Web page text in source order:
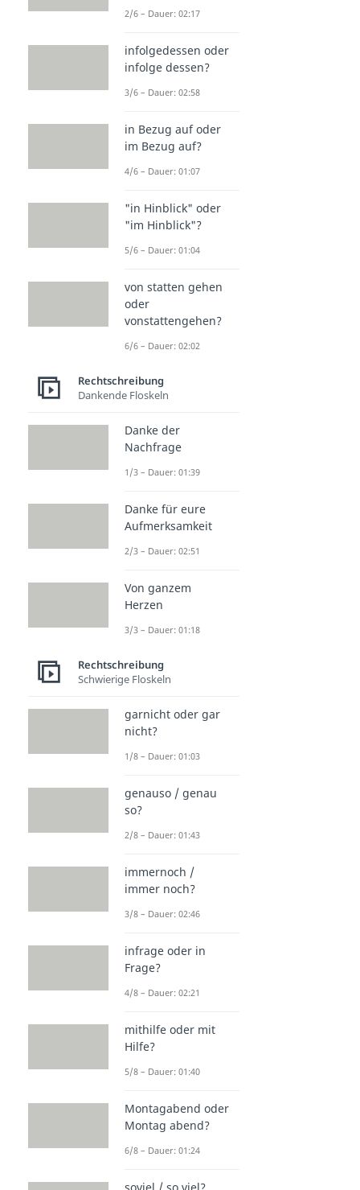
2/6 – Dauer: 02:17
infolgedessen oder
infolge dessen?
3/6 – Dauer: 02:58
in Bezug auf oder
im Bezug auf?
4/6 – Dauer: 01:07
"in Hinblick" oder
"im Hinblick"?
5/6 – Dauer: 01:04
von statten gehen
oder
vonstattengehen?
6/6 – Dauer: 02:02
Rechtschreibung
Dankende Floskeln
Danke der
Nachfrage
1/3 – Dauer: 01:39
Danke für eure
Aufmerksamkeit
2/3 – Dauer: 02:51
Von ganzem
Herzen
3/3 – Dauer: 01:18
Rechtschreibung
Schwierige Floskeln
garnicht oder gar
nicht?
1/8 – Dauer: 01:03
genauso / genau
so?
2/8 – Dauer: 01:43
immernoch /
immer noch?
3/8 – Dauer: 02:46
infrage oder in
Frage?
4/8 – Dauer: 02:21
mithilfe oder mit
Hilfe?
5/8 – Dauer: 01:40
Montagabend oder
Montag abend?
6/8 – Dauer: 01:24